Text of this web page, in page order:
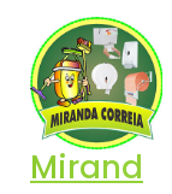
conteúdo
Mirand